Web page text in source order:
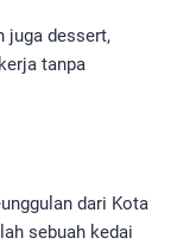
juga dessert,
tanpa
dari Kota
sebuah kedai